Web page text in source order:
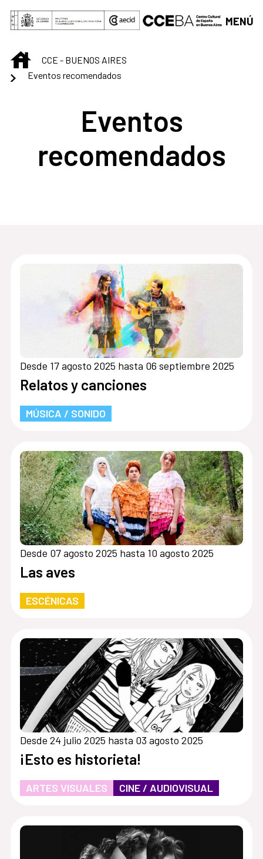
Saltar al contenido principal
MENÚ
INICIOCCE - BUENOS AIRES
Eventos recomendados
Eventos
recomendados
Desde 17 agosto 2025 hasta 06 septiembre 2025
Relatos y canciones
MÚSICA / SONIDO
Desde 07 agosto 2025 hasta 10 agosto 2025
Las aves
ESCÉNICAS
Desde 24 julio 2025 hasta 03 agosto 2025
¡Esto es historieta!
ARTES VISUALES CINE / AUDIOVISUAL